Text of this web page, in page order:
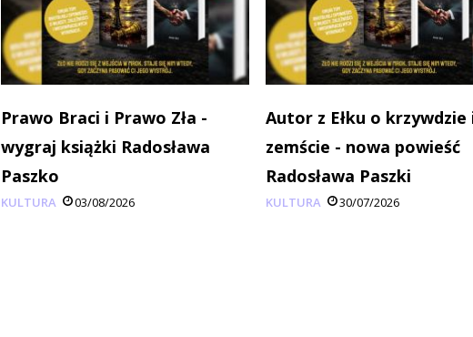
Prawo Braci i Prawo Zła -
wygraj książki Radosława
Paszko
KULTURA 03/08/2026
Autor z Ełku o krzywdzie
zemście - nowa powieść
Radosława Paszki
KULTURA 30/07/2026